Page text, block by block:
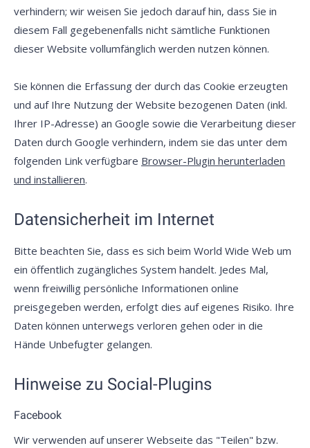
verhindern; wir weisen Sie jedoch darauf hin, dass Sie in
diesem Fall gegebenenfalls nicht sämtliche Funktionen
dieser Website vollumfänglich werden nutzen können.
Sie können die Erfassung der durch das Cookie erzeugten
und auf Ihre Nutzung der Website bezogenen Daten (inkl.
Ihrer IP-Adresse) an Google sowie die Verarbeitung dieser
Daten durch Google verhindern, indem sie das unter dem
folgenden Link verfügbare Browser-Plugin herunterladen
und installieren.
Datensicherheit im Internet
Bitte beachten Sie, dass es sich beim World Wide Web um
ein öffentlich zugängliches System handelt. Jedes Mal,
wenn freiwillig persönliche Informationen online
preisgegeben werden, erfolgt dies auf eigenes Risiko. Ihre
Daten können unterwegs verloren gehen oder in die
Hände Unbefugter gelangen.
Hinweise zu Social-Plugins
Facebook
Wir verwenden auf unserer Webseite das "Teilen" bzw.